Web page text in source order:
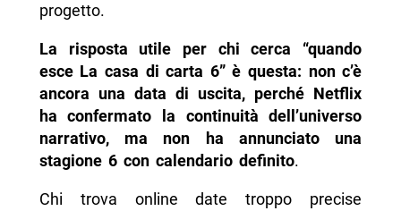
progetto.
La risposta utile per chi cerca “quando
esce La casa di carta 6” è questa: non c’è
ancora una data di uscita, perché Netflix
ha confermato la continuità dell’universo
narrativo, ma non ha annunciato una
stagione 6 con calendario definito.
Chi trova online date troppo precise